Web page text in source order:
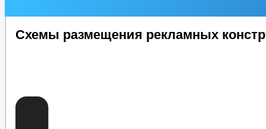
Схемы размещения рекламных